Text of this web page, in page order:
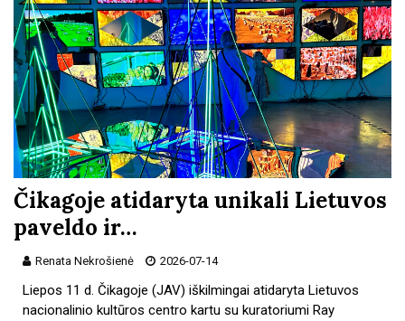
Čikagoje atidaryta unikali Lietuvos
paveldo ir…
Renata Nekrošienė 2026-07-14
Liepos 11 d. Čikagoje (JAV) iškilmingai atidaryta Lietuvos
nacionalinio kultūros centro kartu su kuratoriumi Ray